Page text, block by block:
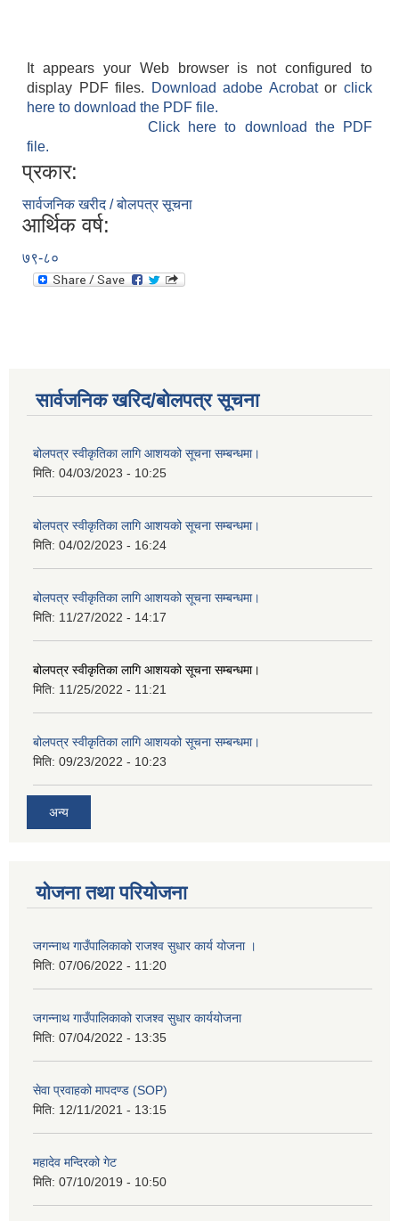
It appears your Web browser is not configured to
display PDF files.
Download adobe Acrobatorclick
here to download the PDF file.
Click here to download the PDF
file.
प्रकार:
सार्वजनिक खरीद / बोलपत्र सूचना
आर्थिक वर्ष:
७९-८०
सार्वजनिक खरिद/बोलपत्र सूचना
बोलपत्र स्वीकृतिका लागि आशयको सूचना सम्बन्धमा।
मिति: 04/03/2023 - 10:25
बोलपत्र स्वीकृतिका लागि आशयको सूचना सम्बन्धमा।
मिति: 04/02/2023 - 16:24
बोलपत्र स्वीकृतिका लागि आशयको सूचना सम्बन्धमा।
मिति: 11/27/2022 - 14:17
बोलपत्र स्वीकृतिका लागि आशयको सूचना सम्बन्धमा।
मिति: 11/25/2022 - 11:21
बोलपत्र स्वीकृतिका लागि आशयको सूचना सम्बन्धमा।
मिति: 09/23/2022 - 10:23
अन्य
योजना तथा परियोजना
जगन्नाथ गाउँपालिकाको राजश्व सुधार कार्य योजना ।
मिति: 07/06/2022 - 11:20
जगन्नाथ गाउँपालिकाको राजश्व सुधार कार्ययोजना
मिति: 07/04/2022 - 13:35
सेवा प्रवाहको मापदण्ड (SOP)
मिति: 12/11/2021 - 13:15
महादेव मन्दिरको गेट
मिति: 07/10/2019 - 10:50